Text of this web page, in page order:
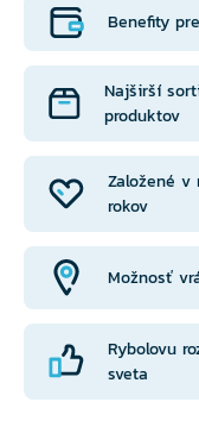
Založené
rokov
Benefity
Možnosť
Najširší
produktov
Rybolovu
sveta